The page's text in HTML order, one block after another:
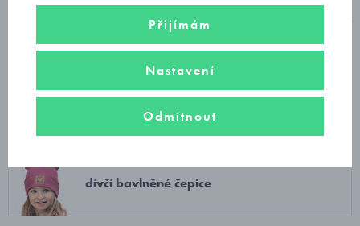
, dívčí funkčníkukly,čelenky
čepice zvolte podle obvodu hlavy.
dívčí bavlněné čepice
Přijímám
Nastavení
Odmítnout